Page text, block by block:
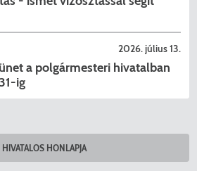
2026. július 13.
a polgármesteri hivatalban
ig
HONLAPJA
KERESÉS